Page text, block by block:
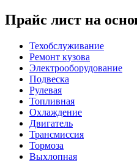
Прайс лист на
Техобслуживание
Ремонт кузова
Электрооборудование
Подвеска
Рулевая
Топливная
Охлаждение
Двигатель
Трансмиссия
Тормоза
Выхлопная